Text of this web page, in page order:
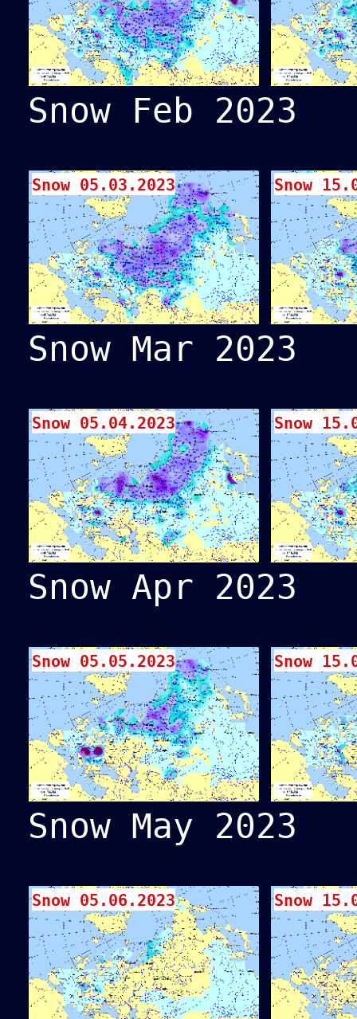
Snow Feb 2023
Snow 05.03.2023 Snow
Snow Mar 2023
Snow 05.04.2023 Snow
Snow Apr 2023
Snow 05.05.2023 Snow
Snow May 2023
Snow 05.06.2023 Snow